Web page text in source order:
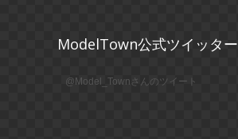
ModelTown公式ツイッター
@Model_Townさんのツイート